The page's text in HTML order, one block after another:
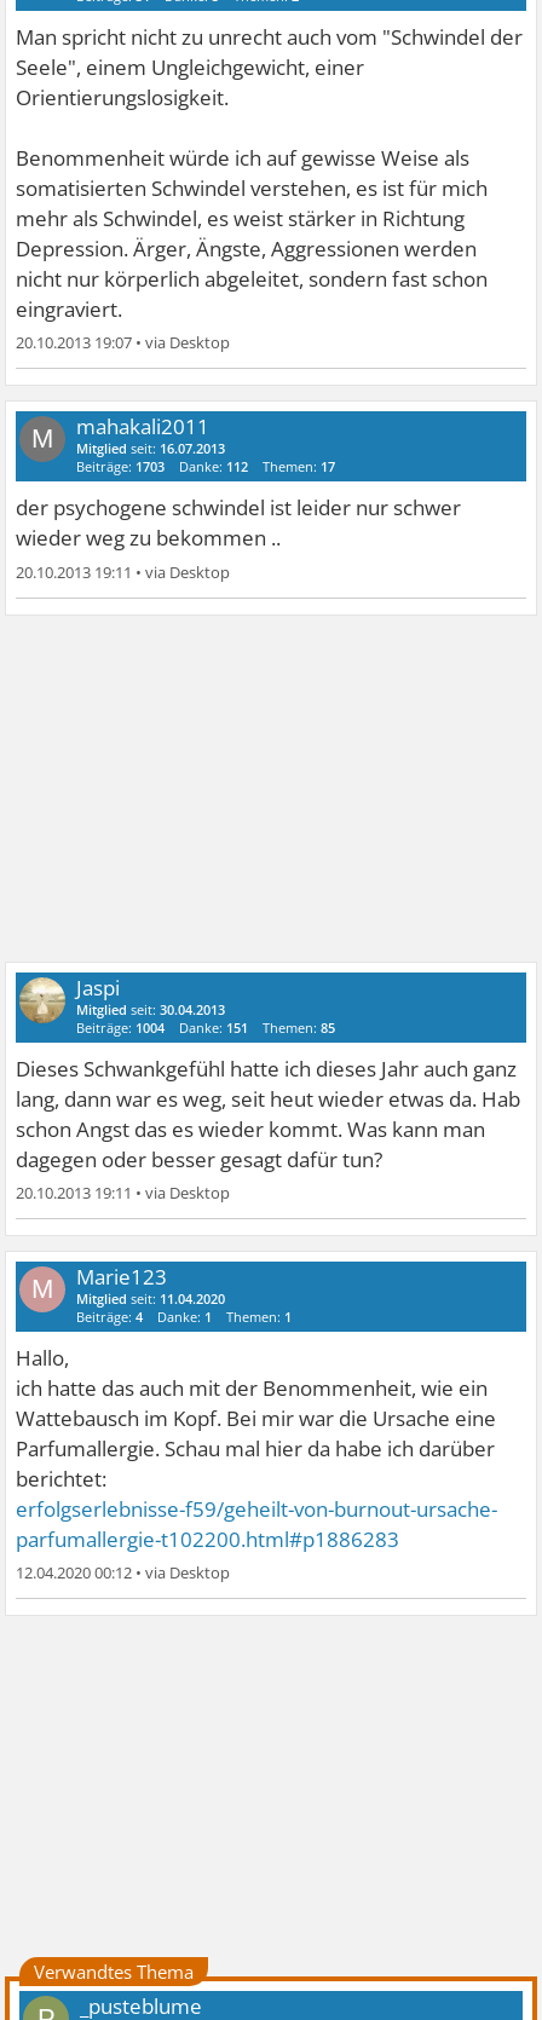
Man spricht nicht zu unrecht auch vom "Schwindel der
Seele", einem Ungleichgewicht, einer
Orientierungslosigkeit.
Benommenheit würde ich auf gewisse Weise als
somatisierten Schwindel verstehen, es ist für mich
mehr als Schwindel, es weist stärker in Richtung
Depression. Ärger, Ängste, Aggressionen werden
nicht nur körperlich abgeleitet, sondern fast schon
eingraviert.
20.10.2013 19:07 •
M mahakali2011
Mitglied seit: 16.07.2013
Beiträge: 1703 Danke: 112 Themen: 17
der psychogene schwindel ist leider nur schwer
wieder weg zu bekommen ..
20.10.2013 19:11 •
Jaspi
Mitglied seit:30.04.2013
Beiträge: 1004 Danke: 151 Themen:85
Dieses Schwankgefühl hatte ich dieses Jahr auch ganz
lang, dann war es weg, seit heut wieder etwas da. Hab
schon Angst das es wieder kommt. Was kann man
dagegen oder besser gesagt dafür tun?
20.10.2013 19:11 •
M Marie123
Mitglied seit: 11.04.2020
Beiträge:4 Danke: 1 Themen: 1
Hallo,
ich hatte das auch mit der Benommenheit, wie ein
Wattebausch im Kopf. Bei mir war die Ursache eine
Parfumallergie. Schau mal hier da habe ich darüber
berichtet:
erfolgserlebnisse-f59/geheilt-von-burnout-ursache-
parfumallergie-t102200.html#p1886283
12.04.2020 00:12 •
Verwandtes Thema
_pusteblume